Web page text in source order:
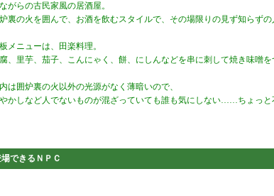
らの古民家風の居酒屋。
の火を囲んで、お酒を飲むスタイルで、その場限りの見ず知らずの
ニューは、田楽料理。
里芋、茄子、こんにゃく、餅、にしんなどを串に刺して焼き味噌を
囲炉裏の火以外の光源がなく薄暗いので、
しなど人でないものが混ざっていても誰も気にしない……ちょっと
できるＮＰＣ